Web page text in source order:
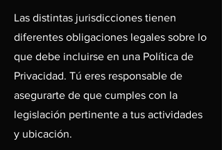
Las distintas jurisdicciones tienen
diferentes obligaciones legales sobre lo
que debe incluirse en una Política de
Privacidad. Tú eres responsable de
asegurarte de que cumples con la
legislación pertinente a tus actividades
y ubicación.